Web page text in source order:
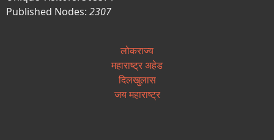
Published Nodes: 2307
लोकराज्य
महाराष्ट्र अहेड
दिलखुलास
जय महाराष्ट्र